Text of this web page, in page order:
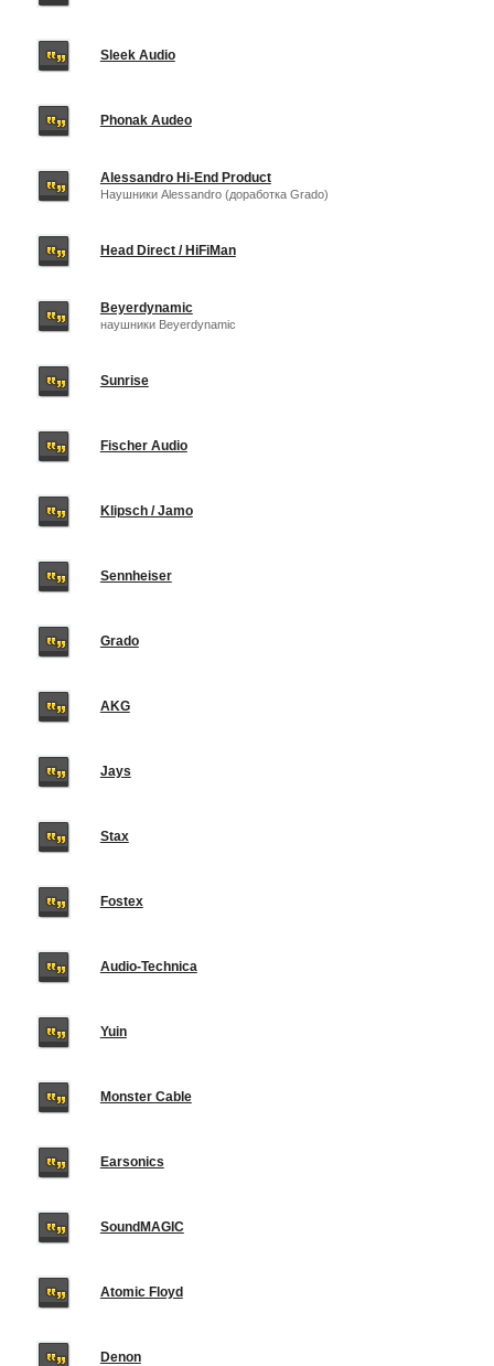
Sleek Audio
Phonak Audeo
Alessandro Hi-End Product
Наушники Alessandro (доработка Grado)
Head Direct / HiFiMan
Beyerdynamic
наушники Beyerdynamic
Sunrise
Fischer Audio
Klipsch / Jamo
Sennheiser
Grado
AKG
Jays
Stax
Fostex
Audio-Technica
Yuin
Monster Cable
Earsonics
SoundMAGIC
Atomic Floyd
Denon